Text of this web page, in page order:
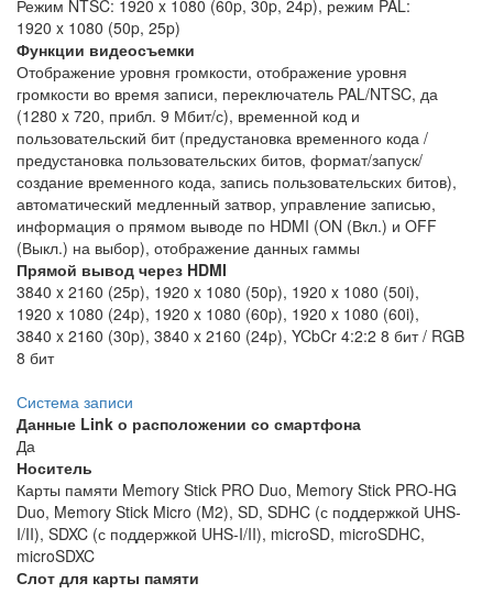
Режим NTSC: 1920 x 1080 (60p, 30p, 24p), режим PAL:
1920 x 1080 (50p, 25p)
Функции видеосъемки
Отображение уровня громкости, отображение уровня
громкости во время записи, переключатель PAL/NTSC, да
(1280 x 720, прибл. 9 Мбит/с), временной код и
пользовательский бит (предустановка временного кода /
предустановка пользовательских битов, формат/запуск/
создание временного кода, запись пользовательских битов),
автоматический медленный затвор, управление записью,
информация о прямом выводе по HDMI (ON (Вкл.) и OFF
(Выкл.) на выбор), отображение данных гаммы
Прямой вывод через HDMI
3840 x 2160 (25p), 1920 x 1080 (50p), 1920 x 1080 (50i),
1920 x 1080 (24p), 1920 x 1080 (60p), 1920 x 1080 (60i),
3840 x 2160 (30p), 3840 x 2160 (24p), YCbCr 4:2:2 8 бит / RGB
8 бит
Система записи
Данные Link о расположении со смартфона
Да
Носитель
Карты памяти Memory Stick PRO Duo, Memory Stick PRO-HG
Duo, Memory Stick Micro (M2), SD, SDHC (с поддержкой UHS-
I/II), SDXC (с поддержкой UHS-I/II), microSD, microSDHC,
microSDXC
Слот для карты памяти